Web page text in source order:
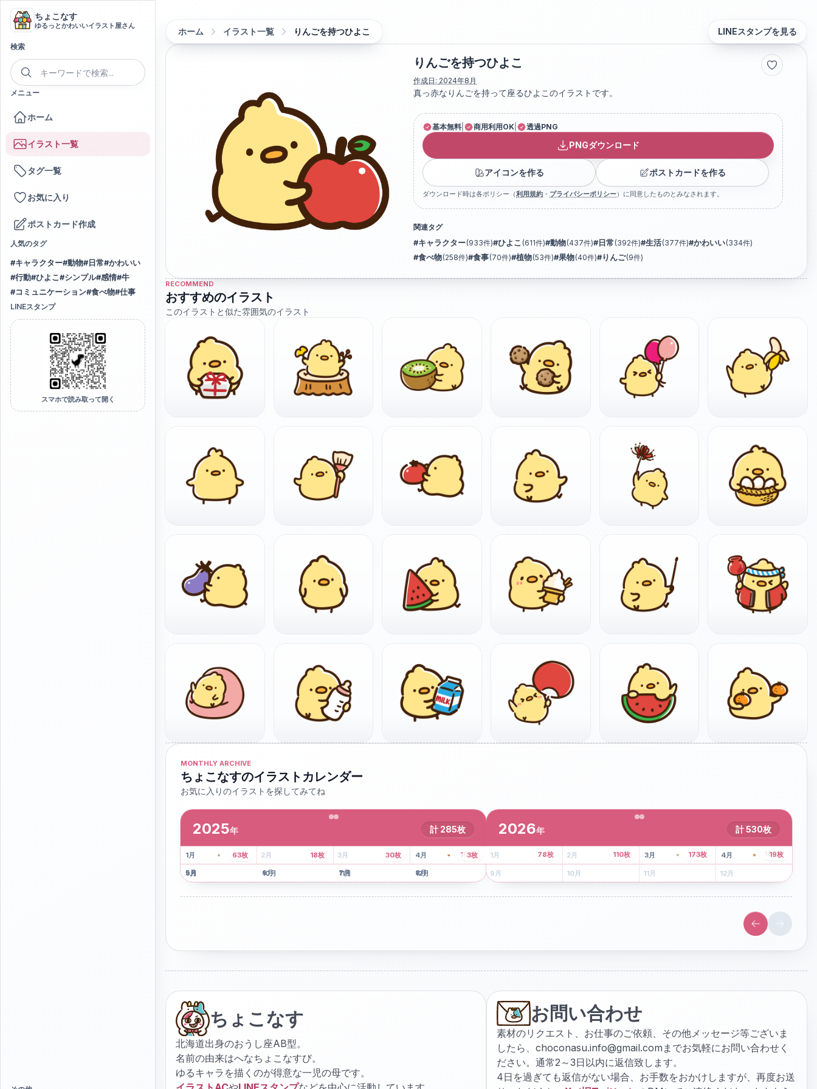
ちょこなす
ゆるっとかわいいイラスト屋さん
検索
メニュー
ホーム
イラスト一覧
タグ一覧
お気に入り
ポストカード作成
人気のタグ
#キャラクター#動物# 日常#かわいい
#行動#ひよこ#シンプル#感情#牛
#コミュニケーション#食べ物#仕事
LINEスタンプ
スマホで読み取って開く
ホーム イラスト一覧 りんごを持つひよこ LINEスタンプを見る
りんごを持つひよこ
作成日: 2024年8月
真っ赤なりんごを持って座るひよこのイラストです。
基本無料 商用利用OK 透過PNG
PNGダウンロード
アイコンを作る ポストカードを作る
ダウンロード時は各ポリシー（利用規約 ・ プライバシーポリシー）に同意したものとみなされます。
関連タグ
#キャラクター(933件)#ひよこ (611件)#動物(437件)#日常 (392件)#生活(377件)#かわいい(334件)
#食べ物(258件)#食事(70件)#植物(53件)#果物(40件)#りんご(9件)
RECOMMEND
おすすめのイラスト
このイラストと似た雰囲気のイラスト
MONTHLY ARCHIVE
ちょこなすのイラストカレンダー
お気に入りのイラストを探してみてね
2025年 計 285枚
1月 2枚 2月 3月 4月 8枚
5月
41枚
6月
13枚
7月
6枚
8月
101枚
9月
63枚
10月
18枚
11月
30枚
12月
3枚
2026年 計530枚
1月 2月 3月 43枚 4月 107枚
5 月
78枚
6月
110枚
7 月
173枚
8月
19枚
9 月 10月 11月 12月
ちょこなす
北海道出身のおうし座AB型。
名前の由来はへなちょこなすび。
ゆるキャラを描くのが得意な一児の母です。
お問い合わせ
素材のリクエスト、お仕事のご依頼、その他メッセージ等ございま
したら、 choconasu.info@gmail.com までお気軽にお問い合わせく
ださい。通常2～3日以内に返信致します。
4日を過ぎても返信がない場合、お手数をおかけしますが、再度お送